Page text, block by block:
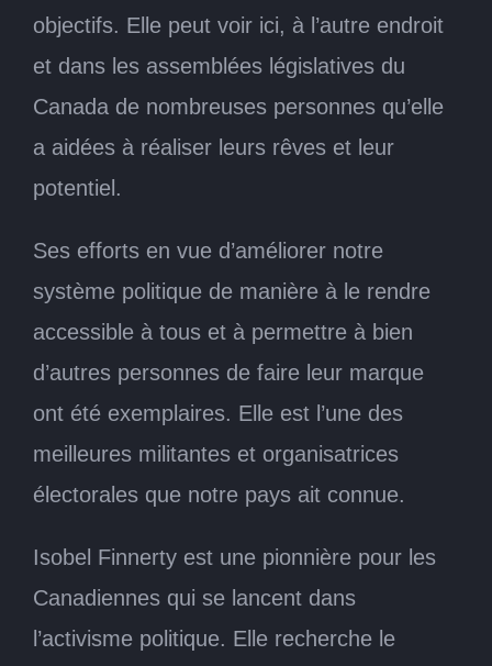
objectifs. Elle peut voir ici, à l’autre endroit
et dans les assemblées législatives du
Canada de nombreuses personnes qu’elle
a aidées à réaliser leurs rêves et leur
potentiel.
Ses efforts en vue d’améliorer notre
système politique de manière à le rendre
accessible à tous et à permettre à bien
d’autres personnes de faire leur marque
ont été exemplaires. Elle est l’une des
meilleures militantes et organisatrices
électorales que notre pays ait connue.
Isobel Finnerty est une pionnière pour les
Canadiennes qui se lancent dans
l’activisme politique. Elle recherche le